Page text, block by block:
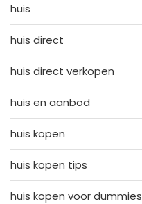
huis
huis direct
huis direct verkopen
huis en aanbod
huis kopen
huis kopen tips
huis kopen voor dummies